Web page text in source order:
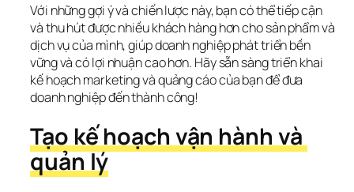
Với những gợi ý và chiến lược này, bạn có thể tiếp cận
và thu hút được nhiều khách hàng hơn cho sản phẩm và
dịch vụ của mình, giúp doanh nghiệp phát triển bền
vững và có lợi nhuận cao hơn. Hãy sẵn sàng triển khai
kế hoạch marketing và quảng cáo của bạn để đưa
doanh nghiệp đến thành công!
Tạo kế hoạch vận hành và
quản lý